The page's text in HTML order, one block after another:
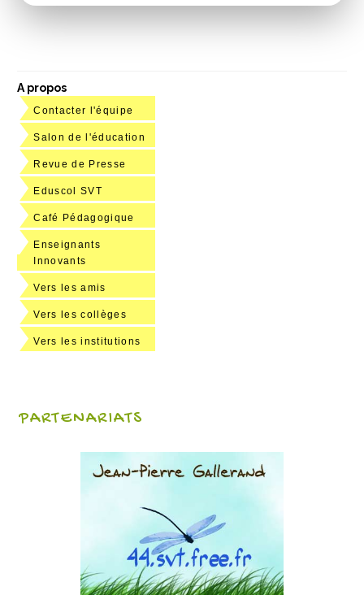
A propos
Contacter l'équipe
Salon de l'éducation
Revue de Presse
Eduscol SVT
Café Pédagogique
Enseignants
Innovants
Vers les amis
Vers les collèges
Vers les institutions
PARTENARIATS